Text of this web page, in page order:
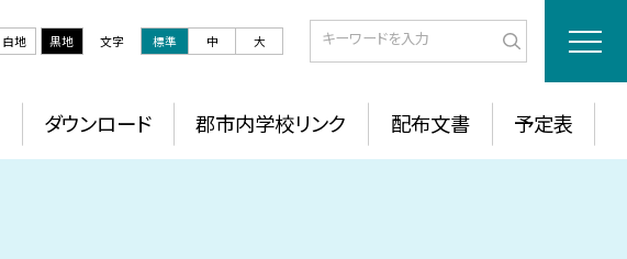
白地 黒地 文字 標準 中 大
ダウンロード 郡市内学校リンク 配布文書 予定表